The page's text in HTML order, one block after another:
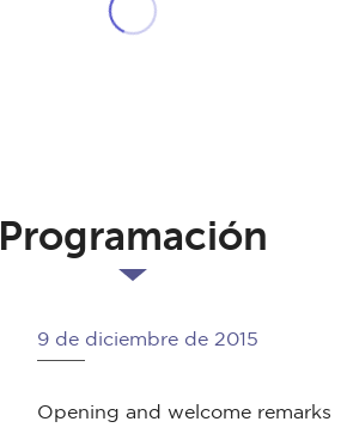
Programación
9 de diciembre de 2015
Opening and welcome remarks